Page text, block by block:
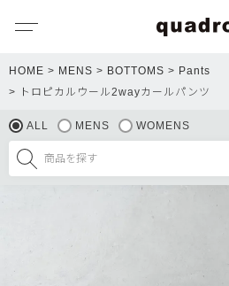
HOME MENS BOTTOMS
Pants
トロピカルウール2wayカールパンツ
ALL MENS WOMENS